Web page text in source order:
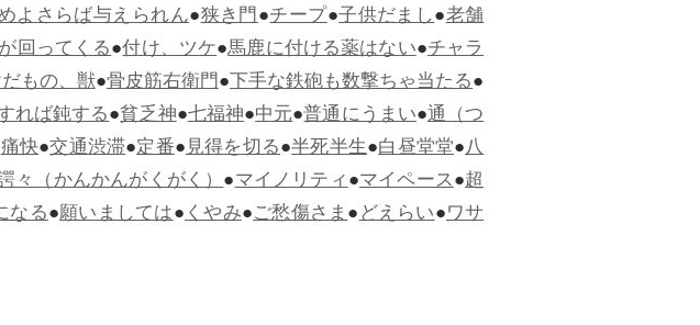
よさらば与えられん●狭き門●チープ●子供だまし●老舗
回ってくる●付け、ツケ●馬鹿に付ける薬はない●チャラ
もの、獣●骨皮筋右衛門●下手な鉄砲も数撃ちゃ当たる●
れば鈍する●貧乏神●七福神●中元●普通にうまい●通（つ
痛快●交通渋滞●定番●見得を切る●半死半生●白昼堂堂●八
々（かんかんがくがく）●マイノリティ●マイペース●超
なる●願いましては●くやみ●ご愁傷さま●どえらい●ワサ